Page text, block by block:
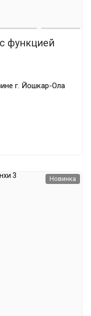
функцией
г. Йошкар-Ола
Новинка